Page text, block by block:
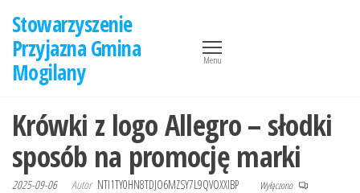
treści
Stowarzyszenie
Przyjazna Gmina
Mogilany
Menu
Krówki z logo Allegro – słodki
sposób na promocję marki
2025-09-06 Autor NTI1TY0HN8TDJO6MZSY7L9QVOXXIBP Wyłączono